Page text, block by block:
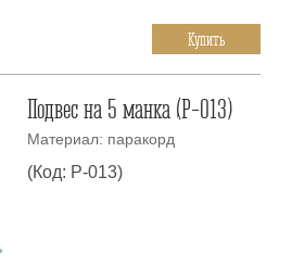
Купить
Подвес на 5 манка (P-013)
Материал: паракорд
(Код: P-013)